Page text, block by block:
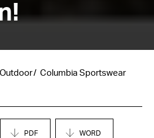
Columbia Sportswear
PDF WORD